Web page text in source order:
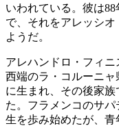
いわれている。彼は
で、それをアレッシ
ようだ。
アレハンドロ・フィ
西端のラ・コルーニャ
に生まれ、その後家
た。フラメンコのサ
生を歩み始めたが、